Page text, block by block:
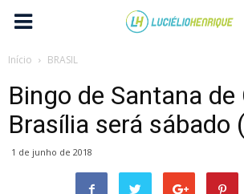
Início BRASIL
Bingo de Santana de
Brasília será sábado
1 de junho de 2018